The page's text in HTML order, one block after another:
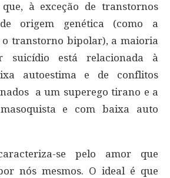
à exceção de transtornos
origem genética (como a
o transtorno bipolar), a maioria
suicídio está relacionada à
autoestima e de conflitos
a um superego tirano e a
e com baixa auto
se pelo amor que
nós mesmos. O ideal é que